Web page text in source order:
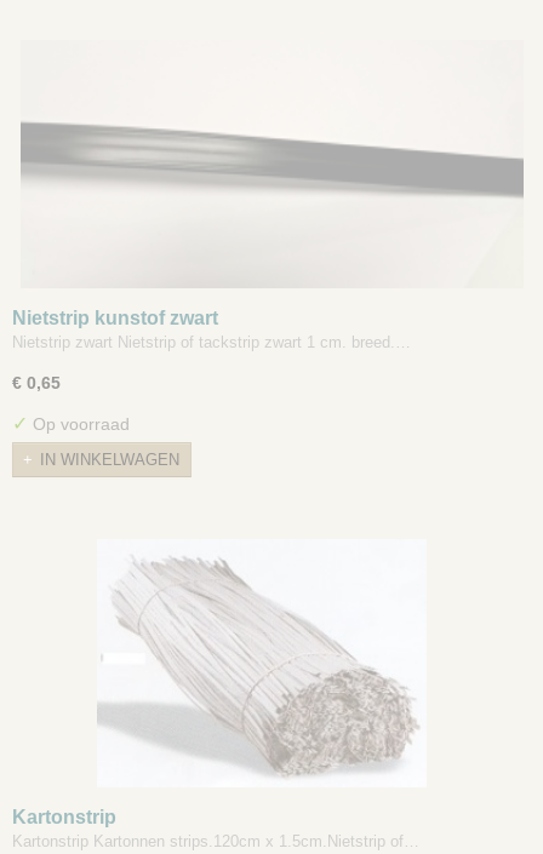
Nietstrip kunstof zwart
Nietstrip zwart Nietstrip of tackstrip zwart 1 cm. breed.…
€ 0,65
✓ Op voorraad
IN WINKELWAGEN
Kartonstrip
Kartonstrip Kartonnen strips.120cm x 1.5cm.Nietstrip of…